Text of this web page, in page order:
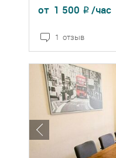
от 1 500 ₽ /час
1 отзыв